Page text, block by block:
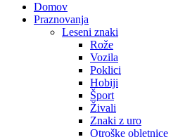
Domov
Praznovanja
Leseni znaki
Rože
Vozila
Poklici
Hobiji
Šport
Živali
Znaki z uro
Otroške obletnice